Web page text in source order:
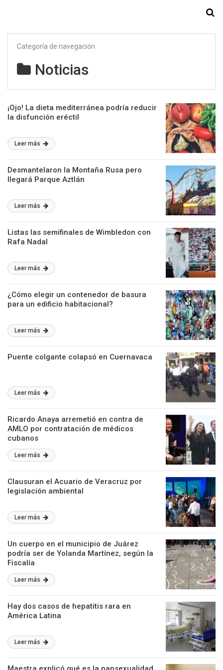
Categoría de navegación
Noticias
¡Ojo! La dieta mediterránea podría reducir
la disfunción eréctil
Leer más
Desmantelaron la Montaña Rusa pero
llegará Parque Aztlán
Leer más
Listas las semifinales de Wimbledon con
Rafa Nadal
Leer más
¿Cómo elegir un contenedor de basura
para un edificio habitacional?
Leer más
Puente colgante colapsó en Cuernavaca
Leer más
Ricardo Anaya arremetió en contra de
AMLO por contratación de médicos
cubanos
Leer más
Clausuran el Acuario de Veracruz por
legislación ambiental
Leer más
Un cuerpo en el municipio de Juárez
podría ser de Yolanda Martínez, según la
Fiscalía
Leer más
Hay dos casos de hepatitis rara en
América Latina
Leer más